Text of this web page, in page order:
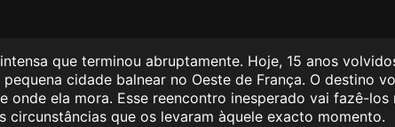
que terminou abruptamente. Hoje, 15 anos
cidade balnear no Oeste de França. O destino
onde ela mora. Esse reencontro inesperado vai fazê-
circunstâncias que os levaram àquele exacto momento.